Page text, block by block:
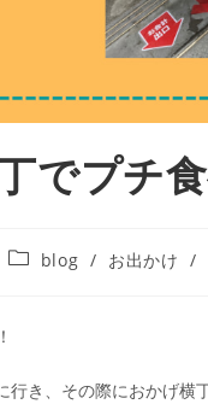
でプチ
blog / お出かけ /
行き、その際におかげ横